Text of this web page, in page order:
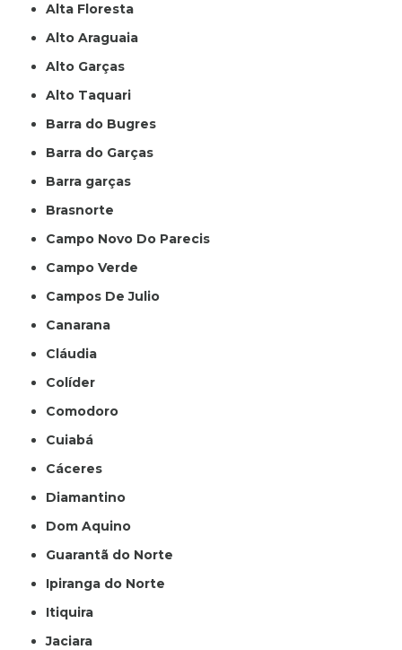
Alta Floresta
Alto Araguaia
Alto Garças
Alto Taquari
Barra do Bugres
Barra do Garças
Barra garças
Brasnorte
Campo Novo Do Parecis
Campo Verde
Campos De Julio
Canarana
Cláudia
Colíder
Comodoro
Cuiabá
Cáceres
Diamantino
Dom Aquino
Guarantã do Norte
Ipiranga do Norte
Itiquira
Jaciara